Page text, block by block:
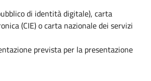
di identità digitale), carta
(CIE) o carta nazionale dei servizi
prevista per la presentazione